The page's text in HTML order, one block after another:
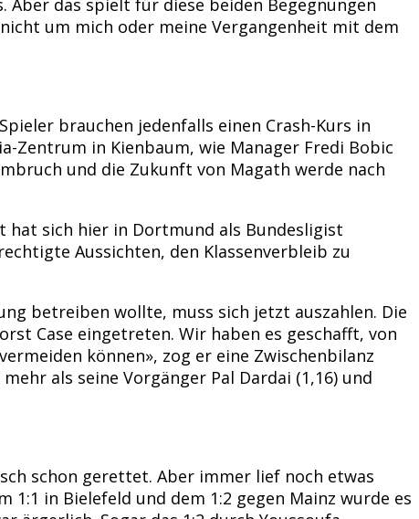
das spielt für diese beiden Begegnungen
um mich oder meine Vergangenheit mit dem
brauchen jedenfalls einen Crash-Kurs in
Zentrum in Kienbaum, wie Manager Fredi Bobic
und die Zukunft von Magath werde nach
hat sich hier in Dortmund als Bundesligist
Aussichten, den Klassenverbleib zu
betreiben wollte, muss sich jetzt auszahlen. Die
Case eingetreten. Wir haben es geschafft, von
können», zog er eine Zwischenbilanz
als seine Vorgänger Pal Dardai (1,16) und
schon gerettet. Aber immer lief noch etwas
in Bielefeld und dem 1:2 gegen Mainz wurde es